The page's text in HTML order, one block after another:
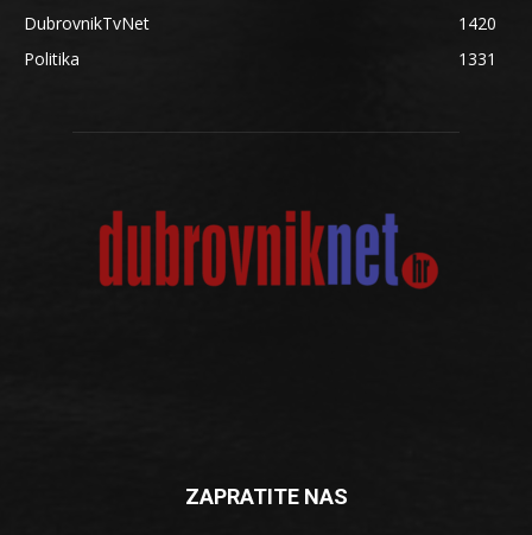
DubrovnikTvNet
1420
Politika
1331
ZAPRATITE NAS